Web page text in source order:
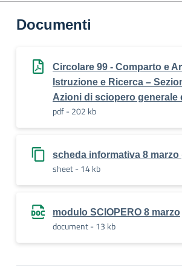
Documenti
Circolare 99 - Comparto e
Istruzione e Ricerca –
Azioni di sciopero generale
pdf - 202 kb
scheda informativa 8 marzo
sheet - 14 kb
modulo SCIOPERO 8 marzo
document - 13 kb